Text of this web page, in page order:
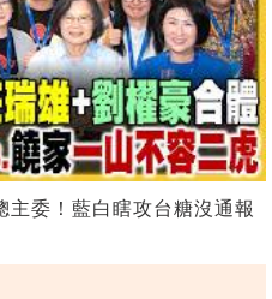
委！藍白瞎攻台糖沒通報